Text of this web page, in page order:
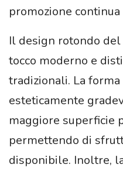
promozione
Il design rotondo
tocco moderno e
tradizionali. La
esteticamente
maggiore superficie
permettendo di
disponibile. Inoltre,